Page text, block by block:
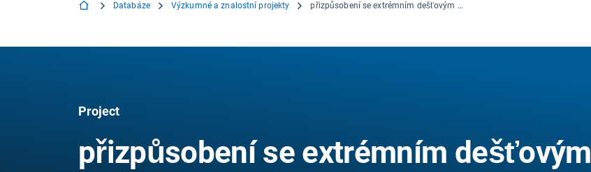
Databáze Výzkumné a znalostní projekty přizpůsobení se extrémním dešťovým srážkám; demonstrace FHVI, aby se zabránilo škodám způsobeným městskými pluviálními záplavami
Project
přizpůsobení se extrémním dešťovým